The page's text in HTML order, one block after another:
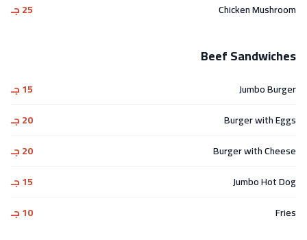
Chicken Mushroom
25 جـ
Beef Sandwiches
Jumbo Burger
15 جـ
Burger with Eggs
20 جـ
Burger with Cheese
20 جـ
Jumbo Hot Dog
15 جـ
Fries
10 جـ